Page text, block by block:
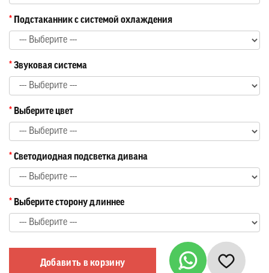
Подстаканник с системой охлаждения
Звуковая система
Выберите цвет
Светодиодная подсветка дивана
Выберите сторону длиннее
Добавить в корзину